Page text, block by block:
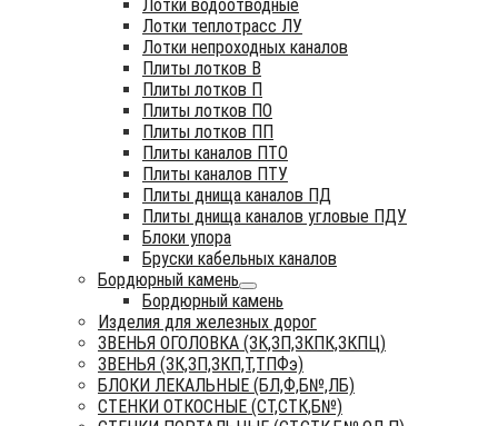
Лотки водоотводные
Лотки теплотрасс ЛУ
Лотки непроходных каналов
Плиты лотков В
Плиты лотков П
Плиты лотков ПО
Плиты лотков ПП
Плиты каналов ПТО
Плиты каналов ПТУ
Плиты днища каналов ПД
Плиты днища каналов угловые ПДУ
Блоки упора
Бруски кабельных каналов
Бордюрный камень
Бордюрный камень
Изделия для железных дорог
ЗВЕНЬЯ ОГОЛОВКА (ЗК,ЗП,ЗКПК,ЗКПЦ)
ЗВЕНЬЯ (ЗК,ЗП,ЗКП,Т,ТПФэ)
БЛОКИ ЛЕКАЛЬНЫЕ (БЛ,Ф,Б№,ЛБ)
СТЕНКИ ОТКОСНЫЕ (СТ,СТК,Б№)